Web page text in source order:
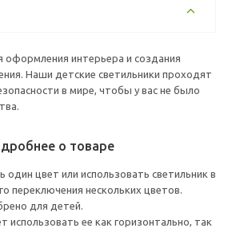
оформления интерьера и создания
Наши детские светильники проходят
в мире, чтобы у вас не было
о товаре
цвет или использовать светильник в
переключения нескольких цветов.
для детей.
использовать ее как горизонтально, так